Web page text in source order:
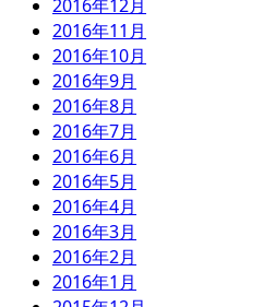
2016年12月
2016年11月
2016年10月
2016年9月
2016年8月
2016年7月
2016年6月
2016年5月
2016年4月
2016年3月
2016年2月
2016年1月